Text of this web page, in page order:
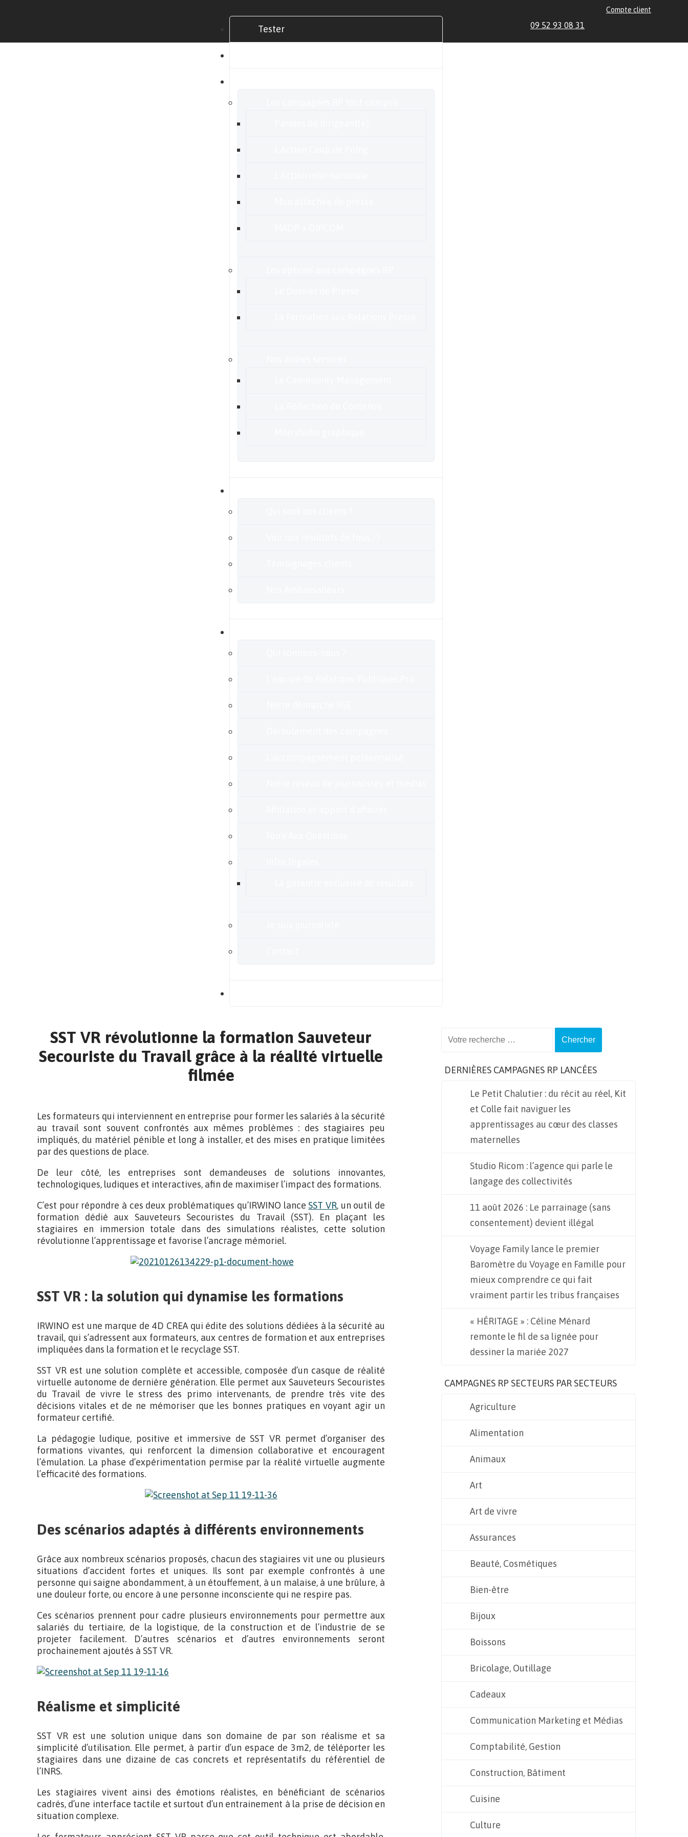
Tester
Compte client
09 52 93 08 31
SST VR révolutionne la formation Sauveteur
Secouriste du Travail grâce à la réalité virtuelle
filmée
Les formateurs qui interviennent en entreprise pour former les salariés à la sécurité
au travail sont souvent confrontés aux mêmes problèmes : des stagiaires peu
impliqués, du matériel pénible et long à installer, et des mises en pratique limitées
par des questions de place.
De leur côté, les entreprises sont demandeuses de solutions innovantes,
technologiques, ludiques et interactives, afin de maximiser l’impact des formations.
C’est pour répondre à ces deux problématiques qu’IRWINO lance SST VR, un outil de
formation dédié aux Sauveteurs Secouristes du Travail (SST). En plaçant les
stagiaires en immersion totale dans des simulations réalistes, cette solution
révolutionne l’apprentissage et favorise l’ancrage mémoriel.
SST VR : la solution qui dynamise les formations
IRWINO est une marque de 4D CREA qui édite des solutions dédiées à la sécurité au
travail, qui s’adressent aux formateurs, aux centres de formation et aux entreprises
impliquées dans la formation et le recyclage SST.
SST VR est une solution complète et accessible, composée d’un casque de réalité
virtuelle autonome de dernière génération. Elle permet aux Sauveteurs Secouristes
du Travail de vivre le stress des primo intervenants, de prendre très vite des
décisions vitales et de ne mémoriser que les bonnes pratiques en voyant agir un
formateur certifié.
La pédagogie ludique, positive et immersive de SST VR permet d’organiser des
formations vivantes, qui renforcent la dimension collaborative et encouragent
l’émulation. La phase d’expérimentation permise par la réalité virtuelle augmente
l’efficacité des formations.
Des scénarios adaptés à différents environnements
Grâce aux nombreux scénarios proposés, chacun des stagiaires vit une ou plusieurs
situations d’accident fortes et uniques. Ils sont par exemple confrontés à une
personne qui saigne abondamment, à un étouffement, à un malaise, à une brûlure, à
une douleur forte, ou encore à une personne inconsciente qui ne respire pas.
Ces scénarios prennent pour cadre plusieurs environnements pour permettre aux
salariés du tertiaire, de la logistique, de la construction et de l’industrie de se
projeter facilement. D’autres scénarios et d’autres environnements seront
prochainement ajoutés à SST VR.
Réalisme et simplicité
SST VR est une solution unique dans son domaine de par son réalisme et sa
simplicité d’utilisation. Elle permet, à partir d’un espace de 3m2, de téléporter les
stagiaires dans une dizaine de cas concrets et représentatifs du référentiel de
l’INRS.
Les stagiaires vivent ainsi des émotions réalistes, en bénéficiant de scénarios
cadrés, d’une interface tactile et surtout d’un entrainement à la prise de décision en
situation complexe.
DERNIÈRES CAMPAGNES RP LANCÉES
Le Petit Chalutier : du récit au réel, Kit
et Colle fait naviguer les
apprentissages au cœur des classes
maternelles
Studio Ricom : l’agence qui parle le
langage des collectivités
11 août 2026 : Le parrainage (sans
consentement) devient illégal
Voyage Family lance le premier
Baromètre du Voyage en Famille pour
mieux comprendre ce qui fait
vraiment partir les tribus françaises
« HÉRITAGE » : Céline Ménard
remonte le fil de sa lignée pour
dessiner la mariée 2027
CAMPAGNES RP SECTEURS PAR SECTEURS
Agriculture
Alimentation
Animaux
Art
Art de vivre
Assurances
Beauté, Cosmétiques
Bien-être
Bijoux
Boissons
Bricolage, Outillage
Cadeaux
Communication Marketing et Médias
Comptabilité, Gestion
Construction, Bâtiment
Cuisine
Culture